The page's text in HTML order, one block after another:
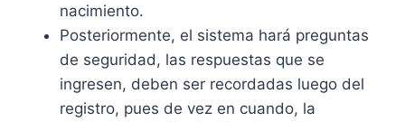
nacimiento.
Posteriormente, el sistema hará preguntas
de seguridad, las respuestas que se
ingresen, deben ser recordadas luego del
registro, pues de vez en cuando, la